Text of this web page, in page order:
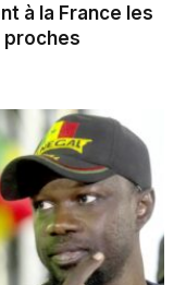
à la France les
proches